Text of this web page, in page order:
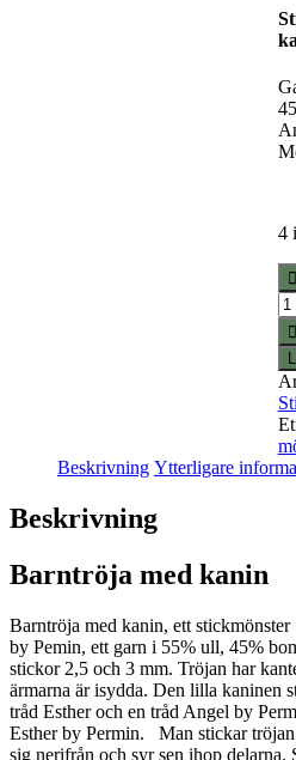
4
Beskrivning Ytterligare
Beskrivning
Barntröja med kanin
Barntröja med kanin, ett
by Pemin, ett garn i 55% ull, 45%
stickor 2,5 och 3 mm. Tröjan har
ärmarna är isydda. Den lilla kaninen
tråd Esther och en tråd Angel by
Esther by Permin. Man stickar
sig nerifrån och syr sen ihop delarna.